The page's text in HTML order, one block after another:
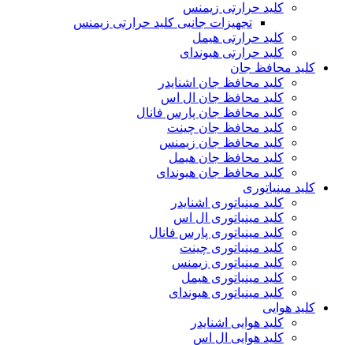
کلید حرارتی زیمنس
تجهیزات جانبی کلید حرارتی زیمنس
کلید حرارتی هیمل
کلید حرارتی هیوندای
کلید محافظ جان
کلید محافظ جان اشنایدر
کلید محافظ جان ال اس
کلید محافظ جان پارس فانال
کلید محافظ جان چینت
کلید محافظ جان زیمنس
کلید محافظ جان هیمل
کلید محافظ جان هیوندای
کلید مینیاتوری
کلید مینیاتوری اشنایدر
کلید مینیاتوری ال اس
کلید مینیاتوری پارس فانال
کلید مینیاتوری چینت
کلید مینیاتوری زیمنس
کلید مینیاتوری هیمل
کلید مینیاتوری هیوندای
کلید هوایی
کلید هوایی اشنایدر
کلید هوایی ال اس